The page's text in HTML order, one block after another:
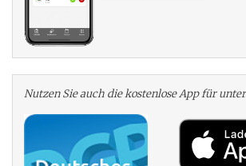
Nutzen Sie auch die kosten­lose App für